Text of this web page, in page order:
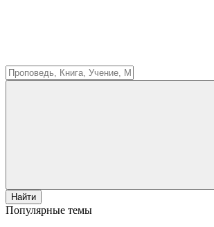
Найти
Популярные темы